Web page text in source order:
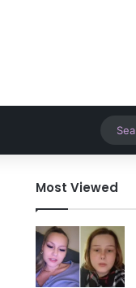
Most Viewed